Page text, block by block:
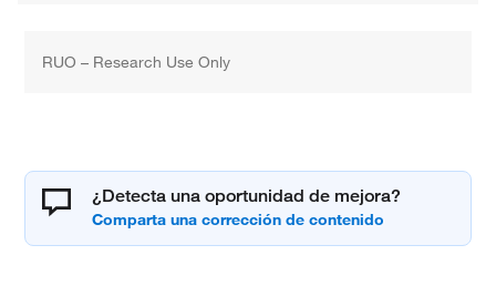
RUO – Research Use Only
¿Detecta una oportunidad de mejora?